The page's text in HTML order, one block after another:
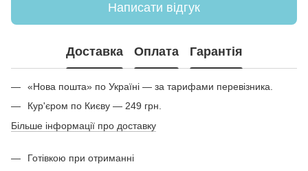
Написати відгук
Доставка Оплата Гарантія
«Нова пошта» по Україні — за тарифами перевізника.
Кур'єром по Києву — 249 грн.
Більше інформації про доставку
Готівкою при отриманні